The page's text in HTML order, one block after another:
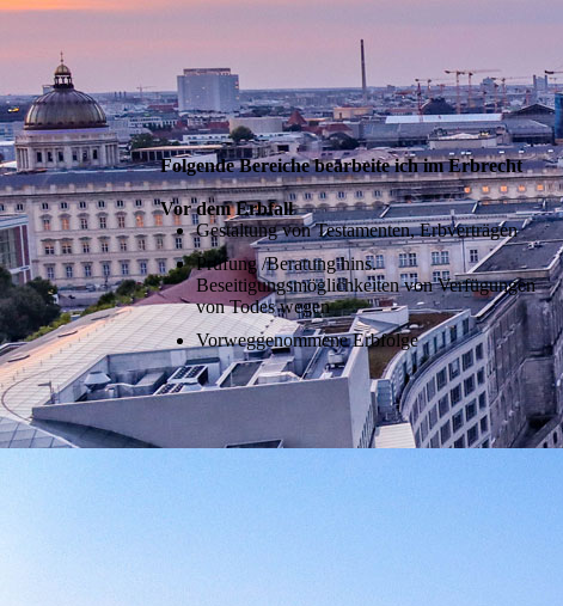
Folgende Bereiche be­arbeite ich im Erbrecht
Vor dem Erbfall
Gestaltung von Testamenten, Erbverträgen
Prüfung /Beratung hins.
Beseitigungsmöglichkeiten von Verfügungen
von Todes wegen
Vorweggenommene Erbfolge